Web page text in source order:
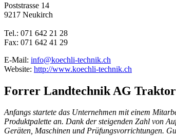
Poststrasse 14
9217 Neukirch
Tel.: 071 642 21 28
Fax: 071 642 41 29
E-Mail: info@koechli-technik.ch
Website: http://www.koechli-technik.ch
Forrer Landtechnik AG
Anfangs startete das Unternehmen mit einem
Produktpalette an. Dank der steigenden Zahl von
Geräten, Maschinen und Prüfungsvorrichtungen.